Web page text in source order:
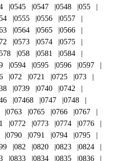
0545 0547 0548
055
0555 0556
0557
0564 0565
0566
0573 0574
0575
058 0581
0584
0594 0595 0596
0597
072 0721 0725
073
0739 0740
0742
07468 0747
0748
0763 0765 0766
0767
0772 0773 0774
0776
0790 0791 0794
0795
082 0820 0823
0824
0833 0834 0835
0836